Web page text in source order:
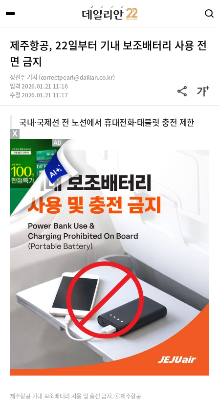
제주항공, 22일부터 기내 보조배터리 사용 전
면 금지
정진주 기자 (correctpearl@dailian.co.kr)
입력 2026.01.21 11:16
수정 2026.01.21 11:17
국내·국제선 전 노선에서 휴대전화·태블릿 충전 제한
제주항공 기내 보조배터리 사용 및 충전 금지. ⓒ제주항공
X